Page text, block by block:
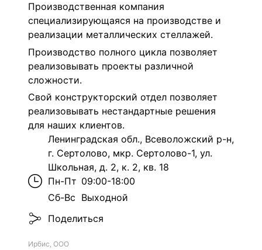
Производственная компания
специализирующаяся на производстве и
реализации металлических стеллажей.
Производство полного цикла позволяет
реализовывать проекты различной
сложности.
Свой конструкторский отдел позволяет
реализовывать нестандартные решения
для наших клиентов.
Ленинградская обл., Всеволожский р-н,
г. Сертолово, мкр. Сертолово-1, ул.
Школьная, д. 2, к. 2, кв. 18
Пн-Пт 09:00-18:00
Сб-Вс Выходной
Поделиться
Ирбис, ООО